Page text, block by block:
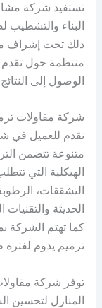
تستفيد شركة
البناء والتشطيب
ذلك تحت إشراف
منتظمة حول تقدم
الوصول إلى
شركة مقاولات
نقدم للعميل في
متنوعة تتضمن
الهيكلية التي
التشققات،
الحديثة والتقنيات
كما تهتم الشركة
ترميم يدوم لفترة
توفر شركة
المنازل لتحسين